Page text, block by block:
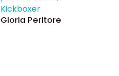
Kickboxer
Gloria Peritore